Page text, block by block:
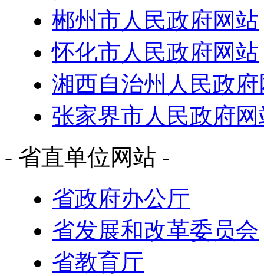
郴州市人民政府网站
怀化市人民政府网站
湘西自治州人民政
张家界市人民政府网
- 省直单位网站 -
省政府办公厅
省发展和改革委员会
省教育厅